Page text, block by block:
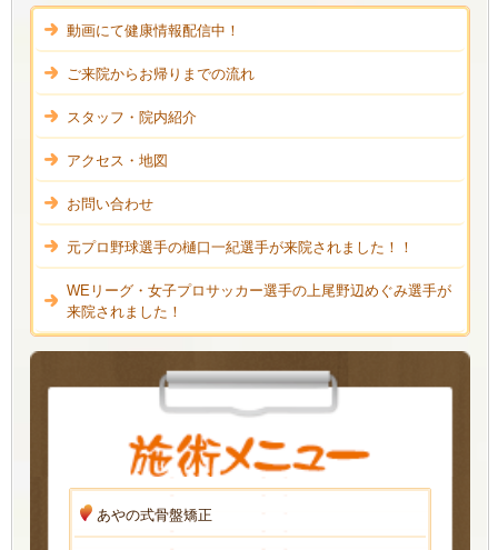
動画にて健康情報配信中！
ご来院からお帰りまでの流れ
スタッフ・院内紹介
アクセス・地図
お問い合わせ
元プロ野球選手の樋口一紀選手が来院されました！！
WEリーグ・女子プロサッカー選手の上尾野辺めぐみ選手が
来院されました！
あやの式骨盤矯正